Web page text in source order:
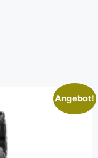
Angebot!